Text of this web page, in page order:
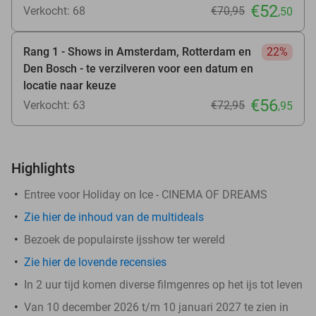
Verkocht: 68 €70,95 €52,50
Rang 1 - Shows in Amsterdam, Rotterdam en
Den Bosch - te verzilveren voor een datum en
locatie naar keuze
22%
Verkocht: 63 €72,95 €56,95
Highlights
Entree voor Holiday on Ice - CINEMA OF DREAMS
Zie hier de inhoud van de multideals
Bezoek de populairste ijsshow ter wereld
Zie hier de lovende recensies
In 2 uur tijd komen diverse filmgenres op het ijs tot leven
Van 10 december 2026 t/m 10 januari 2027 te zien in